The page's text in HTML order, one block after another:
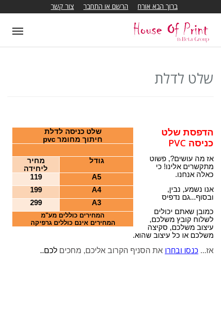
ברוך הבא אורח הרשם או התחבר צור קשר
T
a
v
i
שלט לדלת
שלט כניסה לדלת
חיתוך מחומר pvc
גודל
מחיר
ליחידה
A5
119
A4
199
A3
299
המחירים כוללים מע"מ
המחירים אינם כוללים גרפיקה
הדפסת שלט
כניסה PVC
אז מה עושים?, פשוט
מתקשרים אלינו! כי
כאלה אנחנו.
אנו נשמע, נבין,
ובסוף...גם נדפיס
כמובן שאתם יכולים
לשלוח קובץ משלכם,
עיצוב משלכם, סקיצה
משלכם או כל עיצוב שהוא.
אז... כנסו ובחרו את הסניף הקרוב אליכם, מחכים לכם..